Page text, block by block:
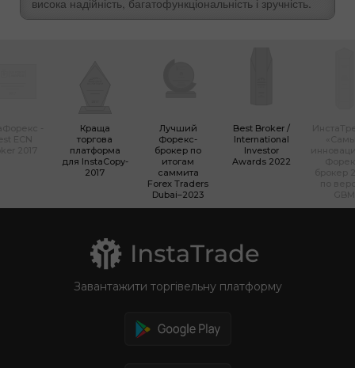
висока надійність, багатофункціональність і зручність.
Краща
торгова
платформа
для InstaCopy-
2017
Лучший
Форекс-
брокер по
итогам
саммита
Forex Traders
Dubai–2023
Best Broker /
International
Investor
Awards 2022
Завантажити торгівельну платформу